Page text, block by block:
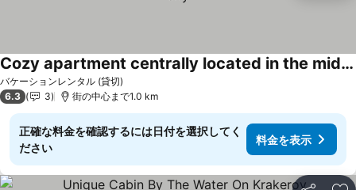
バケーションレンタル (貸切)
Cozy apartment centrally located in the middle of the city
6.3 3 街の中心まで1.0 km
正確な料金を確認するには日付を選択してく
ださい
料金を表示